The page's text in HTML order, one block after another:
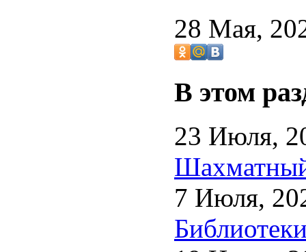
28 Мая,
В этом
23 Июля,
7 Июля,